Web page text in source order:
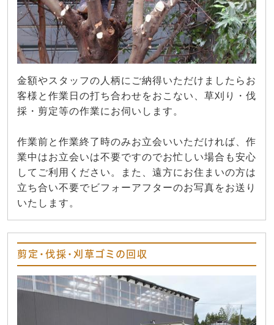
金額やスタッフの人柄にご納得いただけましたらお
客様と作業日の打ち合わせをおこない、草刈り・伐
採・剪定等の作業にお伺いします。
作業前と作業終了時のみお立会いいただければ、作
業中はお立会いは不要ですのでお忙しい場合も安心
してご利用ください。また、遠方にお住まいの方は
立ち合い不要でビフォーアフターのお写真をお送り
いたします。
剪定・伐採・刈草ゴミの回収